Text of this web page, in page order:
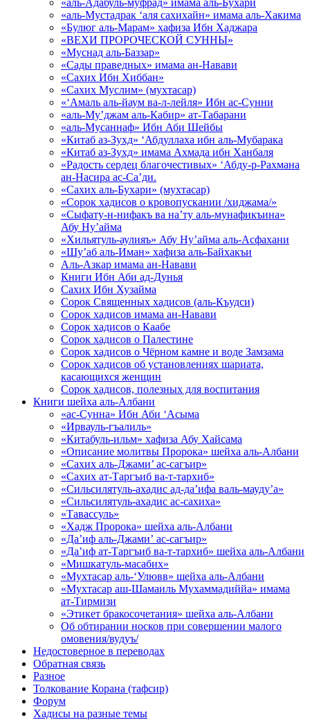
«аль-Адабуль-муфрад» имама аль-Бухари
«аль-Мустадрак ‘аля сахихайн» имама аль-Хакима
«Булюг аль-Марам» хафиза Ибн Хаджара
«ВЕХИ ПРОРОЧЕСКОЙ СУННЫ»
«Муснад аль-Баззар»
«Сады праведных» имама ан-Навави
«Сахих Ибн Хиббан»
«Сахих Муслим» (мухтасар)
«‘Амаль аль-йаум ва-л-лейля» Ибн ас-Сунни
«аль-Му’джам аль-Кабир» ат-Табарани
«аль-Мусаннаф» Ибн Аби Шейбы
«Китаб аз-Зухд» ‘Абдуллаха ибн аль-Мубарака
«Китаб аз-Зухд» имама Ахмада ибн Ханбаля
«Радость сердец благочестивых» ‘Абду-р-Рахмана
ан-Насира ас-Са’ди.
«Сахих аль-Бухари» (мухтасар)
«Сорок хадисов о кровопускании /хиджама/»
«Сыфату-н-нифакъ ва на’ту аль-мунафикъина»
Абу Ну’айма
«Хильятуль-аулияъ» Абу Ну’айма аль-Асфахани
«Шу’аб аль-Иман» хафиза аль-Байхакъи
Аль-Азкар имама ан-Навави
Книги Ибн Аби ад-Дунья
Сахих Ибн Хузайма
Сорок Священных хадисов (аль-Къудси)
Сорок хадисов имама ан-Навави
Сорок хадисов о Каабе
Сорок хадисов о Палестине
Сорок хадисов о Чёрном камне и воде Замзама
Сорок хадисов об установлениях шариата,
касающихся женщин
Сорок хадисов, полезных для воспитания
Книги шейха аль-Албани
«ас-Сунна» Ибн Аби ‘Асыма
«Ирвауль-гъалиль»
«Китабуль-ильм» хафиза Абу Хайсама
«Описание молитвы Пророка» шейха аль-Албани
«Сахих аль-Джами’ ас-сагъир»
«Сахих ат-Таргъиб ва-т-тархиб»
«Сильсилятуль-ахадис ад-да’ифа валь-мауду’а»
«Сильсилятуль-ахадис ас-сахиха»
«Тавассуль»
«Хадж Пророка» шейха аль-Албани
«Да’иф аль-Джами’ ас-сагъир»
«Да’иф ат-Таргъиб ва-т-тархиб» шейха аль-Албани
«Мишкатуль-масабих»
«Мухтасар аль-‘Улювв» шейха аль-Албани
«Мухтасар аш-Шамаиль Мухаммадиййа» имама
ат-Тирмизи
«Этикет бракосочетания» шейха аль-Албани
Об обтирании носков при совершении малого
омовения/вудуъ/
Недостоверное в переводах
Обратная связь
Разное
Толкование Корана (тафсир)
Форум
Хадисы на разные темы